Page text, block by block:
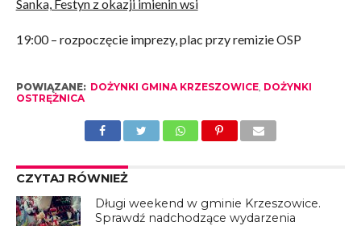
Sanka, Festyn z okazji imienin wsi
19:00 – rozpoczęcie imprezy, plac przy remizie OSP
POWIĄZANE: DOŻYNKI GMINA KRZESZOWICE, DOŻYNKI
OSTRĘŻNICA
CZYTAJ RÓWNIEŻ
Długi weekend w gminie Krzeszowice.
Sprawdź nadchodzące wydarzenia